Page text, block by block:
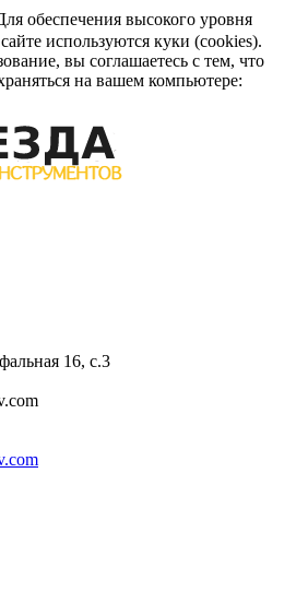
обеспечения высокого уровня
используются куки (cookies).
вы соглашаетесь с тем, что
на вашем компьютере:
16, с.3